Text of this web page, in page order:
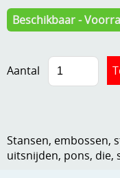
Knipvellen
Merken
Ponsen
Beschikbaar -
Aantal
Stansen, embossen,
uitsnijden, pons, die,